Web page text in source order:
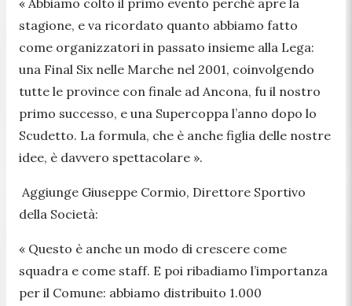
« Abbiamo colto il primo evento perché apre la
stagione, e va ricordato quanto abbiamo fatto
come organizzatori in passato insieme alla Lega:
una Final Six nelle Marche nel 2001, coinvolgendo
tutte le province con finale ad Ancona, fu il nostro
primo successo, e una Supercoppa l’anno dopo lo
Scudetto. La formula, che è anche figlia delle nostre
idee, è davvero spettacolare ».
Aggiunge Giuseppe Cormio, Direttore Sportivo
della Società:
« Questo è anche un modo di crescere come
squadra e come staff. E poi ribadiamo l’importanza
per il Comune: abbiamo distribuito 1.000